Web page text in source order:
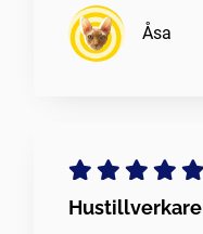
Åsa
Hustillverkare